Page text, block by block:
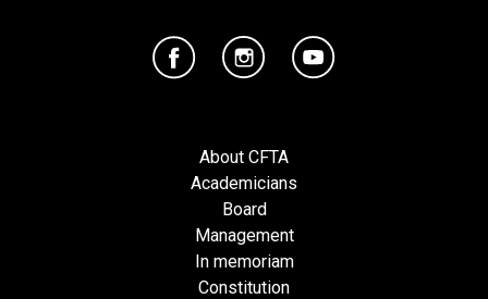
About CFTA
Academicians
Board
Management
In memoriam
Constitution